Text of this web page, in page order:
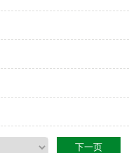
下一页